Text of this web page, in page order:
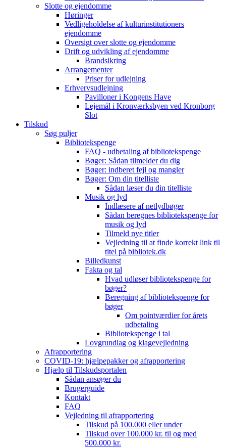
Slotte og ejendomme
Høringer
Vedligeholdelse af kulturinstitutioners
ejendomme
Oversigt over slotte og ejendomme
Drift og udvikling af ejendomme
Brandsikring
Arrangementer
Priser for udlejning
Erhvervsudlejning
Pavilloner i Kongens Have
Lejemål i Kronværksbyen ved Kronborg
Slot
Tilskud
Søg puljer
Bibliotekspenge
FAQ - udbetaling af bibliotekspenge
Bøger: Sådan tilmelder du dig
Bøger: indberet fejl og mangler
Bøger: Om din titelliste
Sådan læser du din titelliste
Musik og lyd
Indlæsere af netlydbøger
Sådan beregnes bibliotekspenge for
musik og lyd
Tilmeld nye titler
Vejledning til at finde korrekt link til
titel på bibliotek.dk
Billedkunst
Fakta og tal
Hvad udløser bibliotekspenge for
bøger?
Beregning af bibliotekspenge for
bøger
Om pointværdier for årets
udbetaling
Bibliotekspenge i tal
Lovgrundlag og klagevejledning
Afrapportering
COVID-19: hjælpepakker og afrapportering
Hjælp til Tilskudsportalen
Sådan ansøger du
Brugerguide
Kontakt
FAQ
Vejledning til afrapportering
Tilskud på 100.000 eller under
Tilskud over 100.000 kr. til og med
500.000 kr.